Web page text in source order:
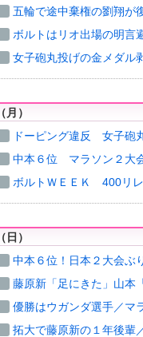
五輪で途中棄権の劉翔が
ボルトはリオ出場の明言
女子砲丸投げの金メダル
）
ドーピング違反 女子砲
中本６位 マラソン２大
ボルトＷＥＥＫ 400リ
）
中本６位！日本２大会ぶ
藤原新「足にきた」山本
優勝はウガンダ選手／マ
拓大で藤原新の１年後輩